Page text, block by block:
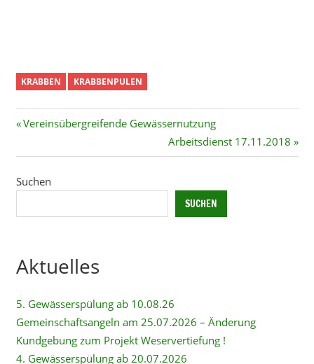
KRABBEN KRABBENPULEN
Beitragsnavigation
Vorheriger
Vereinsübergreifende Gewässernutzung
Nächster
Beitrag:
Arbeitsdienst 17.11.2018
Suchen
SUCHEN
Aktuelles
5. Gewässerspülung ab 10.08.26
Gemeinschaftsangeln am 25.07.2026 – Änderung
Kundgebung zum Projekt Weservertiefung !
4. Gewässerspülung ab 20.07.2026